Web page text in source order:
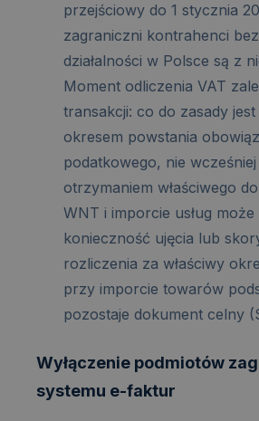
przejściowy do 1 stycznia
zagraniczni kontrahenci bez
działalności w Polsce są z
Moment odliczenia VAT
transakcji: co do zasady
okresem powstania
podatkowego, nie
otrzymaniem właściwego
WNT i imporcie usług
konieczność ujęcia lub
rozliczenia za właściwy
przy imporcie towarów
pozostaje dokument celny
Wyłączenie podmiotów
systemu e-faktur